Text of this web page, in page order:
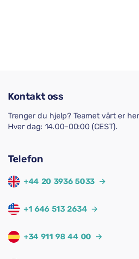
Kontakt oss
Trenger du hjelp? Teamet vårt er
Hver dag: 14.00–00:00 (CEST).
Telefon
+44 20 3936 5033 →
+1 646 513 2634 →
+34 911 98 44 00 →